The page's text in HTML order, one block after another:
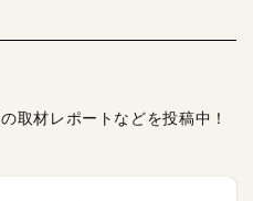
取材レポートなどを投稿中！